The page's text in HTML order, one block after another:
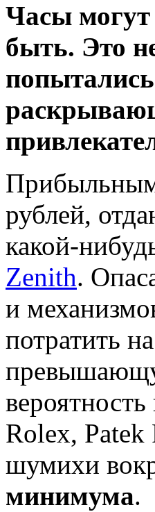
Часы могут
быть. Это
Прибыльным
рублей,
какой-
Zenith.
и
потратить
Rolex, Patek
шумихи
минимума.